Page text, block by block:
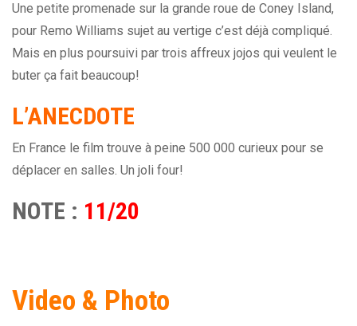
Une petite promenade sur la grande roue de Coney Island,
pour Remo Williams sujet au vertige c’est déjà compliqué.
Mais en plus poursuivi par trois affreux jojos qui veulent le
buter ça fait beaucoup!
L’ANECDOTE
En France le film trouve à peine 500 000 curieux pour se
déplacer en salles. Un joli four!
NOTE : 11/20
Video & Photo